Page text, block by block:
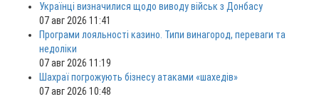
Українці визначилися щодо виводу військ з Донбасу
07 авг 2026 11:41
Програми лояльності казино. Типи винагород, переваги та
недоліки
07 авг 2026 11:19
Шахраї погрожують бізнесу атаками «шахедів»
07 авг 2026 10:48